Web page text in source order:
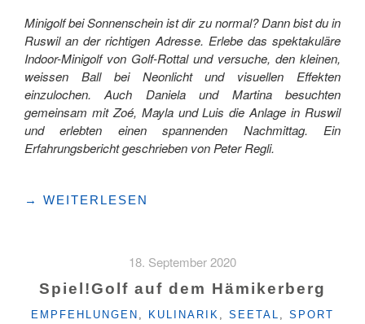
Minigolf bei Sonnenschein ist dir zu normal? Dann bist du in
Ruswil an der richtigen Adresse. Erlebe das spektakuläre
Indoor-Minigolf von Golf-Rottal und versuche, den kleinen,
weissen Ball bei Neonlicht und visuellen Effekten
einzulochen. Auch Daniela und Martina besuchten
gemeinsam mit Zoé, Mayla und Luis die Anlage in Ruswil
und erlebten einen spannenden Nachmittag. Ein
Erfahrungsbericht geschrieben von Peter Regli.
"BLINDE
→ WEITERLESEN
18. September 2020
Spiel!Golf auf dem Hämikerberg
KATEGORIEN
EMPFEHLUNGEN , KULINARIK , SEETAL , SPORT